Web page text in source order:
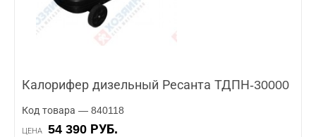
Калорифер дизельный Ресанта ТДПН-30000
Код товара — 840118
ЦЕНА
54 390 РУБ.